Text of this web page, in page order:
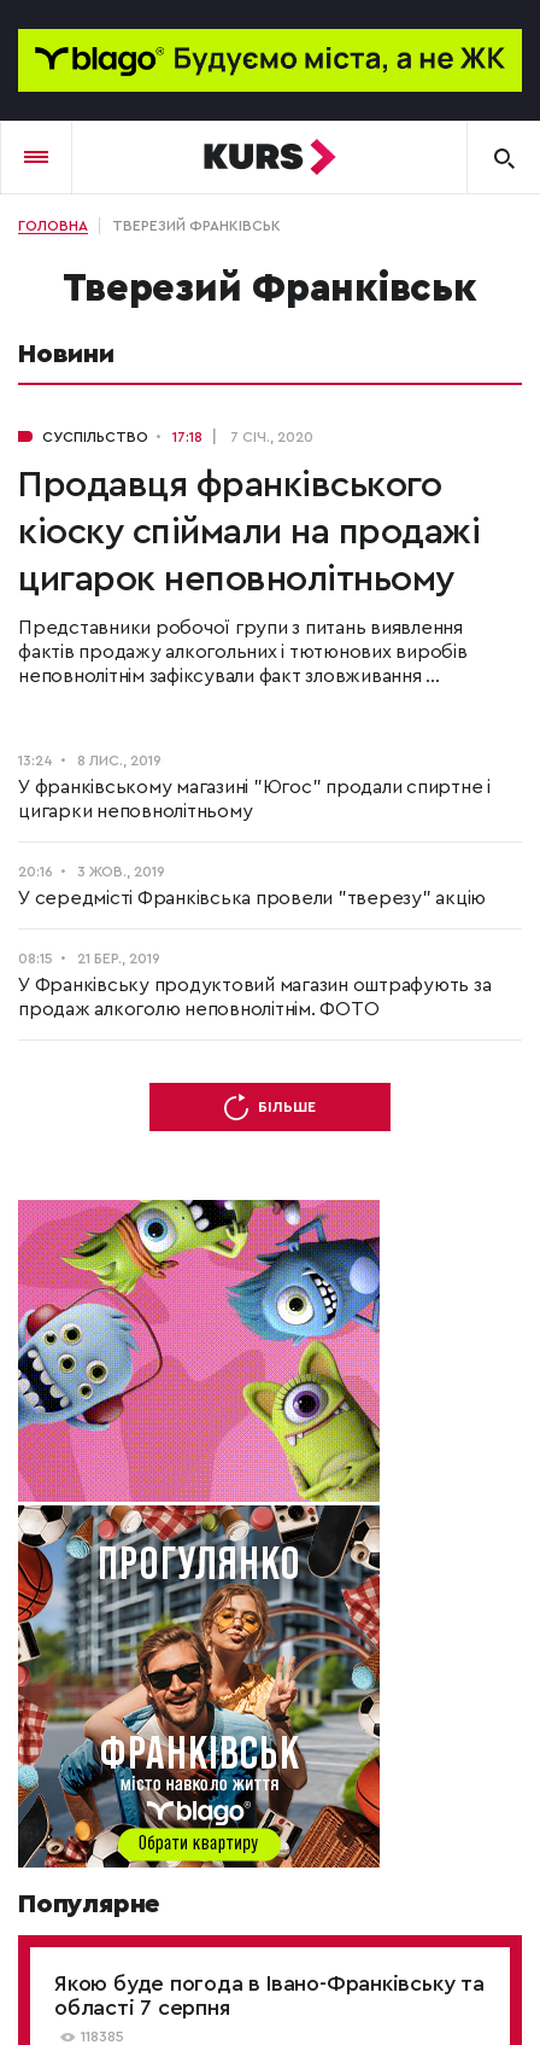
ГОЛОВНА ТВЕРЕЗИЙ ФРАНКІВСЬК
Тверезий Франківськ
Новини
СУСПІЛЬСТВО 17:18 7 СІЧ., 2020
Продавця франківського
кіоску спіймали на продажі
цигарок неповнолітньому
Представники робочої групи з питань виявлення
фактів продажу алкогольних і тютюнових виробів
неповнолітнім зафіксували факт зловживання ...
13:24 8 ЛИС., 2019
У франківському магазині "Югос" продали спиртне і
цигарки неповнолітньому
20:16 3 ЖОВ., 2019
У середмісті Франківська провели "тверезу" акцію
08:15 21 БЕР., 2019
У Франківську продуктовий магазин оштрафують за
продаж алкоголю неповнолітнім. ФОТО
БІЛЬШЕ
Популярне
Якою буде погода в Івано-Франківську та
області 7 серпня
118385